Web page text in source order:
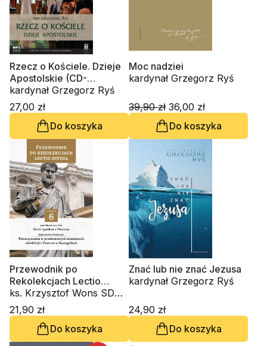
Rzecz o Kościele. Dzieje
Apostolskie (CD-
audiobook)
kardynał Grzegorz Ryś
27,00 zł
Do koszyka
Moc nadziei
kardynał Grzegorz Ryś
39,90 zł 36,00 zł
Do koszyka
Przewodnik po
Rekolekcjach Lectio
Divina. Zeszyt 6
ks. Krzysztof Wons SDS,
21,90 zł
Do koszyka
Znać lub nie znać Jezusa
kardynał Grzegorz Ryś
24,90 zł
Do koszyka